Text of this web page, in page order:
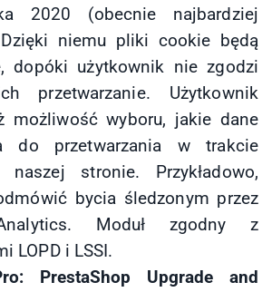
2020 (obecnie najbardziej
niemu pliki cookie będą
dopóki użytkownik nie zgodzi
przetwarzanie. Użytkownik
możliwość wyboru, jakie dane
do przetwarzania w trakcie
stronie. Przykładowo,
bycia śledzonym przez
Moduł zgodny z
LOPD i LSSI.
PrestaShop Upgrade and